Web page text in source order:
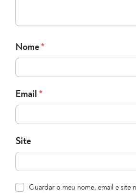
Nome *
Email *
Site
Guardar o meu nome, email e site